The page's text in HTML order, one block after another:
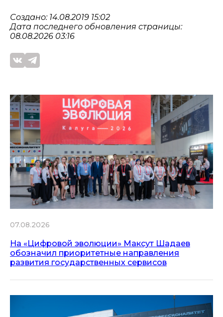
Создано: 14.08.2019 15:02
Дата последнего обновления страницы:
08.08.2026 03:16
07.08.2026
На «Цифровой эволюции» Максут Шадаев
обозначил приоритетные направления
развития государственных сервисов